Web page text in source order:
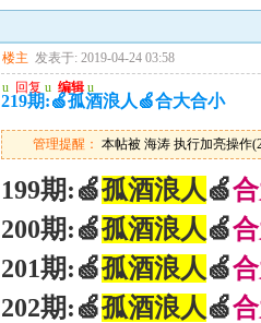
楼主 发表于: 2019-04-24 03:58
u 回复 u 编辑 u
219期:🍏孤酒浪人🍏合大合小
管理提醒： 本帖被 海涛 执行加亮操作
199期:🍏孤酒浪人 🍏
200期:🍏孤酒浪人 🍏
201期:🍏孤酒浪人 🍏
202期:🍏孤酒浪人 🍏